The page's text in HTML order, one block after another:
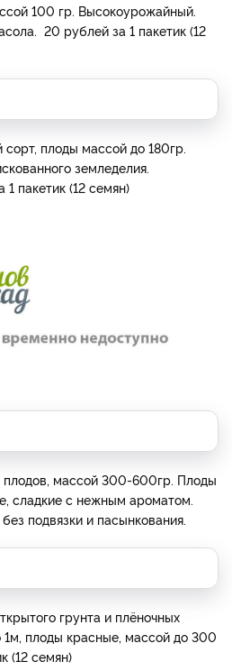
100 гр. Высокоурожайный.
20 рублей за 1 пакетик (12
плоды массой до 180гр.
земледелия.
пакетик (12 семян)
массой 300-600гр. Плоды
сладкие с нежным ароматом.
подвязки и пасынкования.
грунта и плёночных
1м, плоды красные, массой до 300
(12 семян)